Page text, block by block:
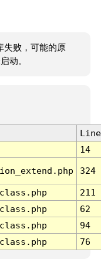
失败，可能的原
动。
Line
14
324
211
62
94
76